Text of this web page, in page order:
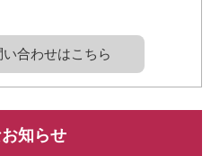
い合わせはこちら
知らせ